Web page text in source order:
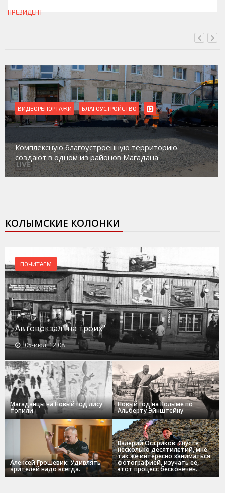
ПРЕЗИДЕНТ
ВИДЕОРЕПОРТАЖИ БЛАГОУСТРОЙСТВО
Комплексную благоустроенную территорию
создают в одном из районов Магадана
КОЛЫМСКИЕ КОЛОНКИ
ПОЧИТАЕМ
Автовокзал "на троих"
05-июл, 12:08
Магаданцы на Новый год лису
топили
Новый год на Колыме по
Альберту Эйнштейну
Алексей Грошевик: Удивлять
зрителей надо всегда.
Валерий Остриков: Спустя
несколько десятилетий, мне
так же интересно заниматься
фотографией, изучать ее,
этот процесс бесконечен.